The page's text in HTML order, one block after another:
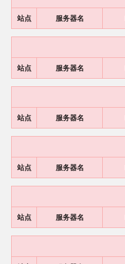
站点 服务器名
站点 服务器名
站点 服务器名
站点 服务器名
站点 服务器名